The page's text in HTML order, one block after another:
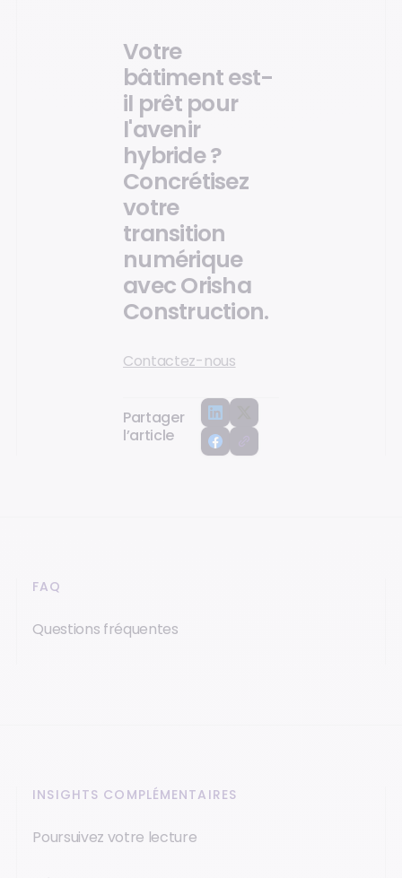
Votre
bâtiment est-
il prêt pour
l'avenir
hybride ?
Concrétisez
votre
transition
numérique
avec Orisha
Construction.
Contactez-nous
Partager
l’article
FAQ
Questions fréquentes
INSIGHTS COMPLÉMENTAIRES
Poursuivez votre lecture